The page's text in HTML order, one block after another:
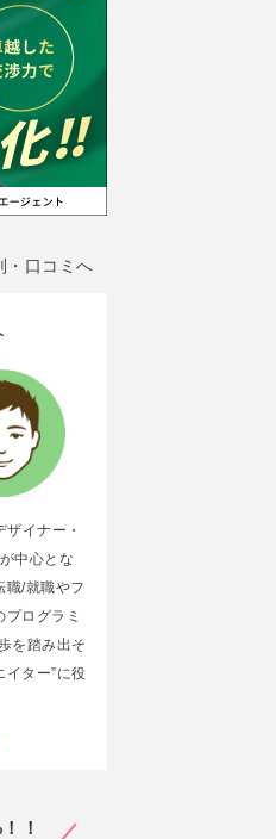
・口コミへ
イナー・
中心とな
職/就職やフ
ログラミ
を踏み出そ
イター”に役
！